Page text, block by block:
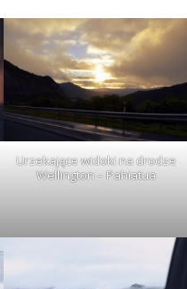
Urzekające widoki na drodze
Wellington – Pahiatua